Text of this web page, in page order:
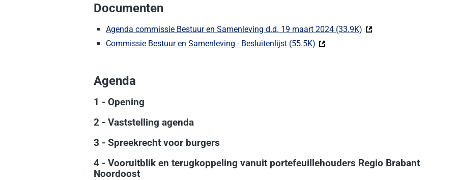
Documenten
Agenda commissie Bestuur en Samenleving d.d. 19 maart 2024 (33.9K) (Deze link gaat naar een
Commissie Bestuur en Samenleving - Besluitenlijst (55.5K) (Deze link gaat naar een externe
Agenda
1 - Opening
2 - Vaststelling agenda
3 - Spreekrecht voor burgers
4 - Vooruitblik en terugkoppeling vanuit portefeuillehouders Regio Brabant
Noordoost